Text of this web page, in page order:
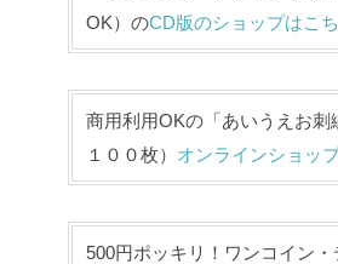
OK）のCD版のショップはこ
商用利用OKの「あいうえお刺
１００枚） オンラインショッ
500円ポッキリ！ワンコイン